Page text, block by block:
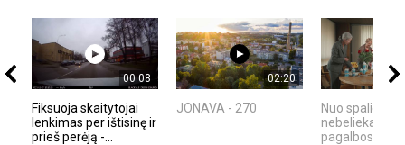
00:08
Fiksuoja skaitytojai
lenkimas per ištisinę ir
prieš perėją -...
02:20
JONAVA - 270
Nuo spalio 1 d
nebelieka
pagalbos